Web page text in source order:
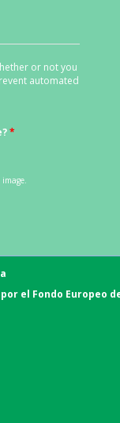
or not you
automated
*
el Fondo Europeo